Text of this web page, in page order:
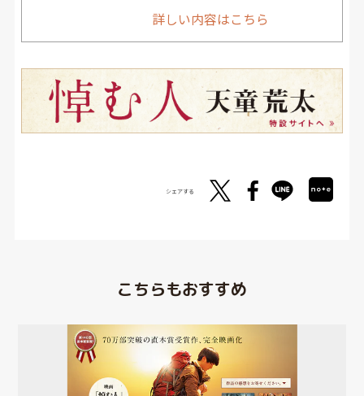
詳しい内容はこちら
シェアする
こちらもおすすめ